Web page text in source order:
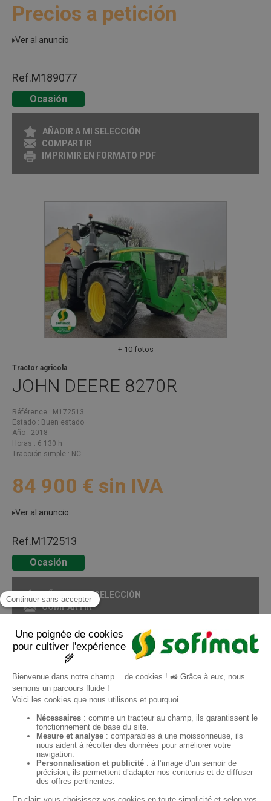
Precios a petición
Ver al anuncio
Ref.M189077
Ocasión
AÑADIR A MI SELECCIÓN
COMPARTIR
IMPRIMIR EN FORMATO PDF
+ 10 fotos
JOHN DEERE 8270R
Tractor agricola
Référence
M172513
Estado
Buen estado
Año
2018
Horas
6 130 h
Tracción simple
NC
84 900 € sin IVA
Ver al anuncio
Ref.M172513
Ocasión
AÑADIR A MI SELECCIÓN
COMPARTIR
ES
Sofimat